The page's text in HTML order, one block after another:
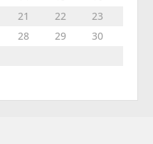
21 22
23
28 29
30